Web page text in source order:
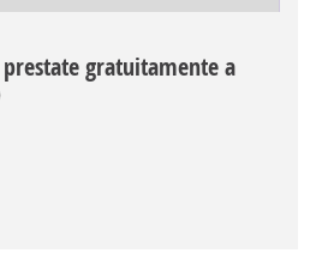
gratuitamente a